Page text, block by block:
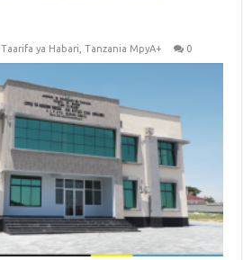
,Taarifa ya Habari ,Tanzania MpyA+ 0